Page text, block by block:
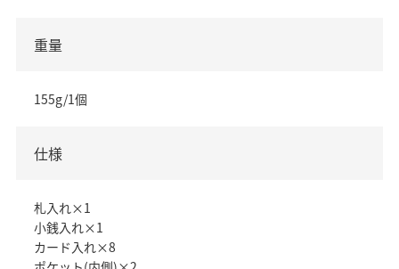
重量
155g/1個
仕様
札入れ×1
小銭入れ×1
カード入れ×8